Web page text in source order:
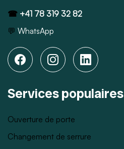
☎ +41 78 319 32 82
💬 WhatsApp
Services populaires
Ouverture de porte
Changement de serrure